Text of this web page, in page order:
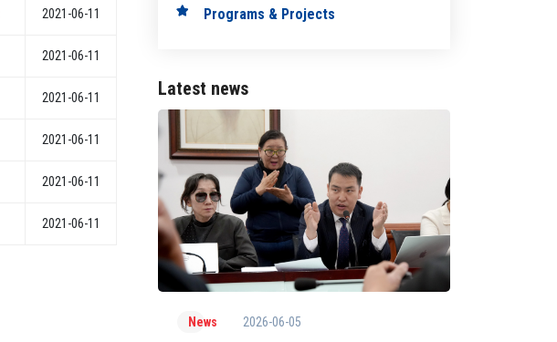
2021-06-11
2021-06-11
2021-06-11
2021-06-11
2021-06-11
2021-06-11
Programs & Projects
Latest news
News 2026-06-05